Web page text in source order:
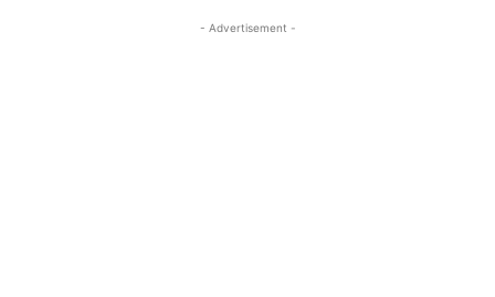
- Advertisement -